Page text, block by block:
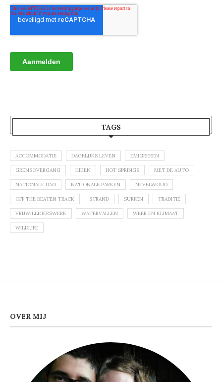
TAGS
ACCOMMODATIE DAGELIJKS LEVEN EMIGREREN
GRENSOVERGANG HIKEN HOT SPRINGS MET DE AUTO
NATIONALE DAG NATIONALE PARKEN NEVELWOUD
OFF THE BEATEN TRACK STRAND SURFEN TRADITIE
VRIJWILLIGERSWERK WATERVALLEN WEER EN KLIMAAT
WILDLIFE
OVER MIJ